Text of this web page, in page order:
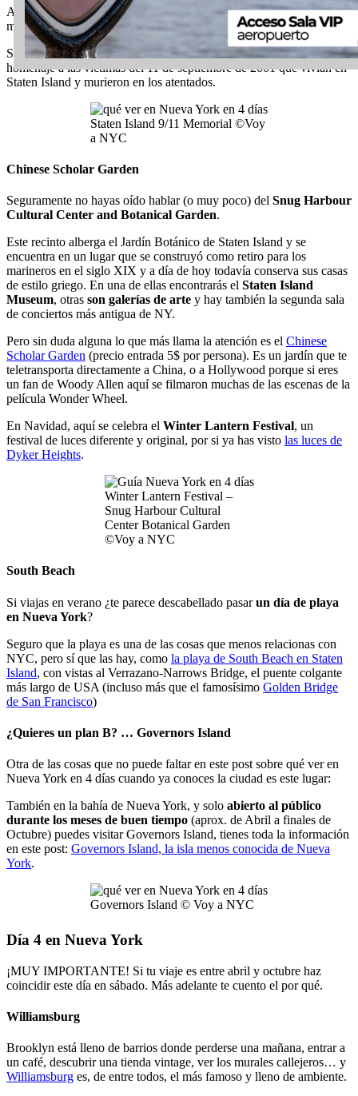
A esteemotivo monumento a las víctimas del 9/11no suele llegar
mucha gente y es un lugar muy bonito.
Simboliza unasalas alzando el vuelo hacia el cielo y rinde
homenaje a las víctimas del 11 de septiembre de 2001 que vivían en
Staten Island y murieron en los atentados.
Staten Island 9/11 Memorial ©Voy
a NYC
Chinese Scholar Garden
Seguramente no hayas oído hablar (o muy poco) del Snug Harbour
Cultural Center and Botanical Garden.
Este recinto alberga el Jardín Botánico de Staten Island y se
encuentra en un lugar que se construyó como retiro para los
marineros en el siglo XIX y a día de hoy todavía conserva sus casas
de estilo griego. En una de ellas encontrarás el Staten Island
Museum, otras son galerías de arte y hay también la segunda sala
de conciertos más antigua de NY.
Pero sin duda alguna lo que más llama la atención es el Chinese
Scholar Garden (precio entrada 5$ por persona). Es un jardín que te
teletransporta directamente a China, o a Hollywood porque si eres
un fan de Woody Allen aquí se filmaron muchas de las escenas de la
película Wonder Wheel.
En Navidad, aquí se celebra el Winter Lantern Festival, un
festival de luces diferente y original, por si ya has visto las luces de
Dyker Heights.
Winter Lantern Festival –
Snug Harbour Cultural
Center Botanical Garden
©Voy a NYC
South Beach
Si viajas en verano ¿te parece descabellado pasarun día de playa
en Nueva York?
Seguro que la playa es una de las cosas que menos relacionas con
NYC, pero sí que las hay, como la playa de South Beach en Staten
Island, con vistas al Verrazano-Narrows Bridge, el puente colgante
más largo de USA (incluso más que el famosísimo Golden Bridge
de San Francisco)
¿Quieres un plan B? … Governors Island
Otra de las cosas que no puede faltar en este post sobre qué ver en
Nueva York en 4 días cuando ya conoces la ciudad es este lugar:
También en la bahía de Nueva York, y solo abierto al público
durante los meses de buen tiempo (aprox. de Abril a finales de
Octubre) puedes visitar Governors Island, tienes toda la información
en este post: Governors Island, la isla menos conocida de Nueva
York.
Governors Island © Voy a NYC
Día 4 en Nueva York
¡MUY IMPORTANTE! Si tu viaje es entre abril y octubre haz
coincidir este día en sábado. Más adelante te cuento el por qué.
Williamsburg
Brooklyn está lleno de barrios donde perderse una mañana, entrar a
un café, descubrir una tienda vintage, ver los murales callejeros… y
Williamsburg es, de entre todos, el más famoso y lleno de ambiente.